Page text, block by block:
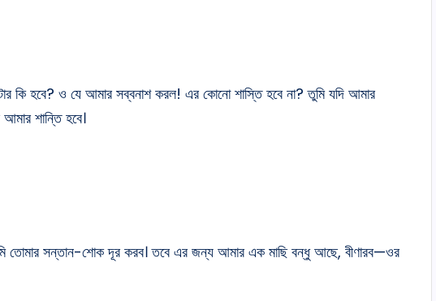
কি হবে? ও যে আমার সব্বনাশ করল! এর কোনো শাস্তি হবে না? তুমি যদি আমার
শান্তি হবে।
তোমার সন্তান-শোক দূর করব। তবে এর জন্য আমার এক মাছি বন্ধু আছে, বীণারব—ওর